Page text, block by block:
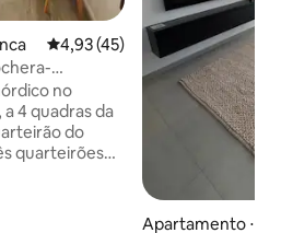
4,93 de uma avaliação média
4,93 (45)
no
a 4 quadras da
quarteirões
Apartamento ⋅